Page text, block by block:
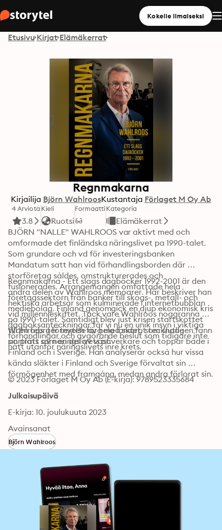
Kokeile ilmaiseksi
Etusivu Kirjat Elämäkerrat
Regnmakarna
Kirjailija Björn WahlroosKustantaja Förlaget M Oy Ab
4 Arviota
3.8
Kieli
Ruotsi
FormaattiKategoria
Elämäkerrat
BJÖRN "NALLE" WAHLROOS var aktivt med och
omformade det finländska näringslivet pa 1990-talet.
Som grundare och vd för investeringsbanken
Mandatum satt han vid förhandlingsborden där
storföretag såldes, omstrukturerades och
fusionerades. Arrangemangen omfattade hela
företagssektorn från banker till skogs-, metall- och
mediebolag. Finland genomgick en djup ekonomisk kris
på 1990-talet. Samtidigt blev just krisen startskottet
till en febril förnyelse av hela landet, som slutligen fann
sin plats som en del av väst.
Regnmakarna - Ett slags dagböcker 1992-2001 är den
andra delen av Wahlroos memoarer. Här beskriver han
hektiska arbetsår som kulminerade i internetbubblan
vid millennieskiftet. Tack vare Wahlroos noggranna
dagboksanteckningar får vi nu en unik insyn i viktiga
förhandlingar och avgörande beslut som tidigare inte
nått utanför näringslivets inre krets.
Wahlroos ger texten färg med skarpt tecknade
porträtt av näringslivets påverkare och toppar både i
Finland och i Sverige. Han analyserar också hur vissa
kända släkter i Finland och Sverige förvaltat sin
förmögenhet med framgång, medan andra förlorat sin.
© 2023 Förlaget M Oy Ab (E-kirja): 9789523335684
Julkaisupäivä
E-kirja: 10. joulukuuta 2023
Avainsanat
Björn Wahlroos